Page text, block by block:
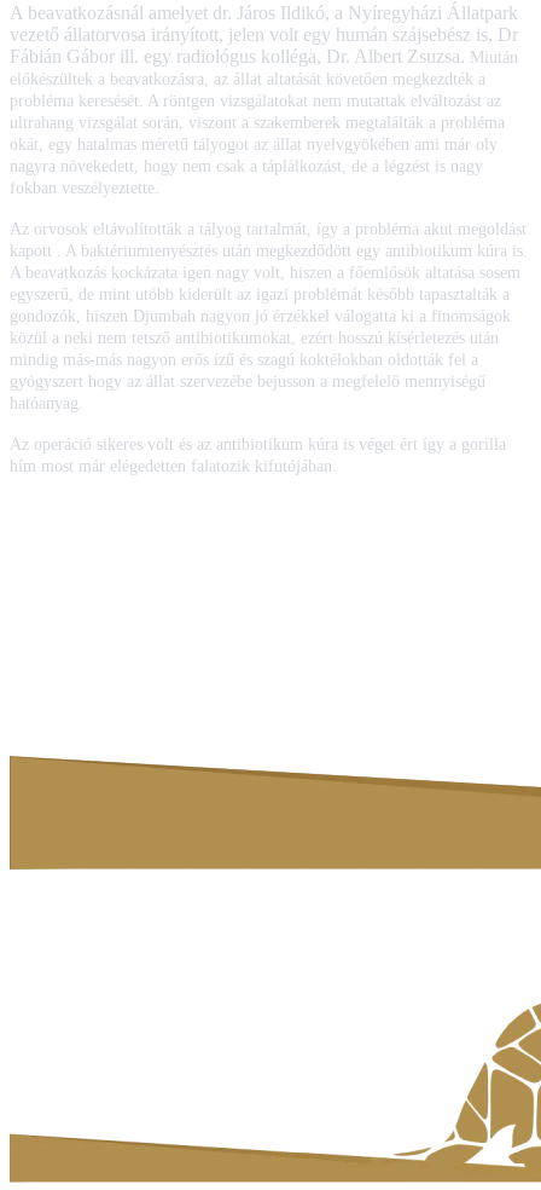
A beavatkozásnál amelyet dr. Járos Ildikó, a Nyíregyházi Állatpark
vezető állatorvosa irányított, jelen volt egy humán szájsebész is, Dr
Fábián Gábor ill. egy radiológus kolléga, Dr. Albert Zsuzsa. Miután
előkészültek a beavatkozásra, az állat altatását követően megkezdték a
probléma keresését. A röntgen vizsgálatokat nem mutattak elváltozást az
ultrahang vizsgálat során, viszont a szakemberek megtalálták a probléma
okát, egy hatalmas méretű tályogot az állat nyelvgyökében ami már oly
nagyra növekedett, hogy nem csak a táplálkozást, de a légzést is nagy
fokban veszélyeztette.
Az orvosok eltávolították a tályog tartalmát, így a probléma akut megoldást
kapott . A baktériumtenyésztés után megkezdődött egy antibiotikum kúra is.
A beavatkozás kockázata igen nagy volt, hiszen a főemlősök altatása sosem
egyszerű, de mint utóbb kiderült az igazi problémát később tapasztalták a
gondozók, hiszen Djumbah nagyon jó érzékkel válogatta ki a finomságok
közül a neki nem tetsző antibiotikumokat, ezért hosszú kísérletezés után
mindig más-más nagyon erős ízű és szagú koktélokban oldották fel a
gyógyszert hogy az állat szervezébe bejusson a megfelelő mennyiségű
hatóanyag.
Az operáció sikeres volt és az antibiotikum kúra is véget ért így a gorilla
hím most már elégedetten falatozik kifutójában.